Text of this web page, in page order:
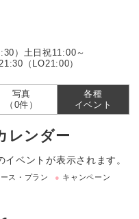
） 土日祝11:00～
（LO21:00）
写真
（0件）
各種
イベント
レンダー
ベントが表示されます。
ース・プラン ● キャンペーン